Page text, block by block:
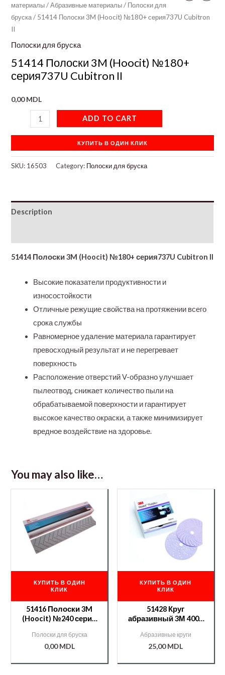
материалы/Абразивные материалы/ Полоски для
бруска/ 51414 Полоски 3M (Hoocit) №180+ серия737U Cubitron
II
Полоски для бруска
51414 Полоски 3M (Hoocit) №180+
серия737U Cubitron II
0,00MDL
ADD TO CART
КУПИТЬ В ОДИН КЛИК
SKU: 16503 Category: Полоски для бруска
Description
51414 Полоски 3M (Hoocit) №180+ серия737U Cubitron II
Высокие показатели продуктивности и
износостойкости
Отличные режущие свойства на протяжении всего
срока службы
Равномерное удаление материала гарантирует
превосходный результат и не перегревает
поверхность
Расположение отверстий V-образно улучшает
пылеотвод, снижает количество пыли на
обрабатываемой поверхности и гарантирует
высокое качество окраски, а также минимизирует
вредное воздействие на здоровье.
You may also like…
КУПИТЬ В ОДИН
КЛИК
51416 Полоски 3M
(Hoocit) №240 серия
Полоски для бруска
0,00MDL
КУПИТЬ В ОДИН
КЛИК
51428 Круг
абразивный 3М 400+
минералом Cubitron
II
Абразивные круги
25,00MDL